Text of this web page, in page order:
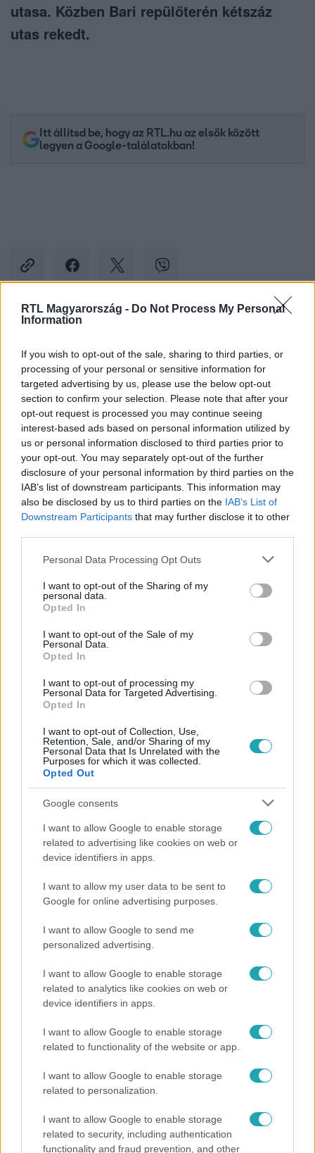
RTL Magyarország - Do Not Process My Personal
Information
If you wish to opt-out of the sale, sharing to third parties, or
processing of your personal or sensitive information for
targeted advertising by us, please use the below opt-out
section to confirm your selection. Please note that after your
opt-out request is processed you may continue seeing
interest-based ads based on personal information utilized by
us or personal information disclosed to third parties prior to
your opt-out. You may separately opt-out of the further
disclosure of your personal information by third parties on the
IAB’s list of downstream participants. This information may
also be disclosed by us to third parties on the IAB’s List of
Downstream Participants that may further disclose it to other
Please note that this website/app uses one or more Google
not limited to your visit or usage behaviour. You may click to
grant or deny consent to Google and its third-party tags to
use your data for below specified purposes in below Google
consent section.
Personal Data Processing Opt Outs
I want to opt-out of the Sharing of my
personal data.
Opted In
I want to opt-out of the Sale of my
Personal Data.
Opted In
I want to opt-out of processing my
Personal Data for Targeted Advertising.
Opted In
I want to opt-out of Collection, Use,
Retention, Sale, and/or Sharing of my
Personal Data that Is Unrelated with the
Purposes for which it was collected.
Opted Out
Google consents
I want to allow Google to enable storage
related to advertising like cookies on web or
device identifiers in apps.
I want to allow my user data to be sent to
Google for online advertising purposes.
I want to allow Google to send me
personalized advertising.
I want to allow Google to enable storage
related to analytics like cookies on web or
device identifiers in apps.
I want to allow Google to enable storage
related to functionality of the website or app.
I want to allow Google to enable storage
related to personalization.
I want to allow Google to enable storage
related to security, including authentication
functionality and fraud prevention, and other
utasa. Közben Bari repülőterén kétszáz
utas rekedt.
Itt állítsd be, hogy az RTL.hu az elsők között
legyen a Google-találatokban!
Facebookon is!
Követem
WIZZ AIR BARI
#OLASZORSZÁG #BUDAPEST
Népszerű
14:09
Reggeli
„A csúcs opcionális, a biztonságos hazatérés
Klein Dávid
"Nekem ő volt a herceg fehér lovon" - Széphalmi
Juliska nem bánja, hogy hozzáment Sánta Lacihoz